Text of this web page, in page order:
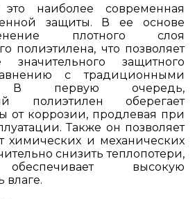
наиболее современная
защиты. В ее основе
плотного слоя
полиэтилена, что позволяет
значительного защитного
с традиционными
В первую очередь,
полиэтилен оберегает
от коррозии, продлевая при
Также он позволяет
химических и механических
снизить теплопотери,
высокую
влаге.